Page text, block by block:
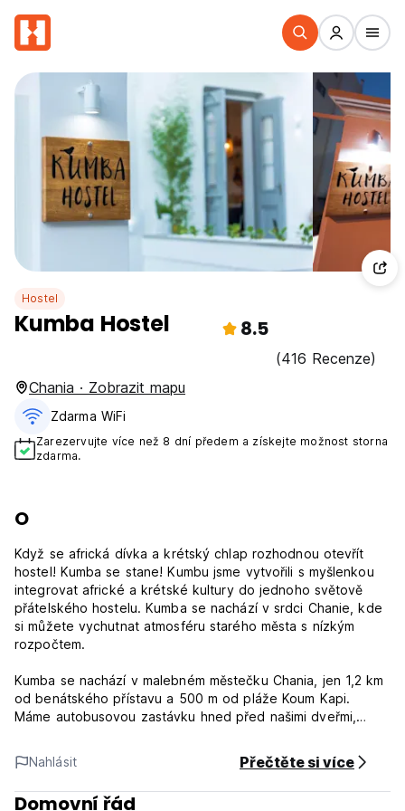
Hostel
Kumba Hostel 8.5
(416 Recenze)
Chania · Zobrazit mapu
Zdarma WiFi
Zarezervujte více než 8 dní předem a získejte možnost storna
zdarma.
O
Když se africká dívka a krétský chlap rozhodnou otevřít
hostel! Kumba se stane! Kumbu jsme vytvořili s myšlenkou
integrovat africké a krétské kultury do jednoho světově
přátelského hostelu. Kumba se nachází v srdci Chanie, kde
si můžete vychutnat atmosféru starého města s nízkým
rozpočtem.
Kumba se nachází v malebném městečku Chania, jen 1,2 km
od benátského přístavu a 500 m od pláže Koum Kapi.
Máme autobusovou zastávku hned před našimi dveřmi,
Nabízíme 5 nocleháren, 6 soukromých pokojů a café bar,
který má tu nejlepší kávu v okolí! Všechny pokoje jsou
jedinečně navrženy tak, aby maximalizovaly pohodlí a
Nahlásit Přečtěte si více
Domovní řád